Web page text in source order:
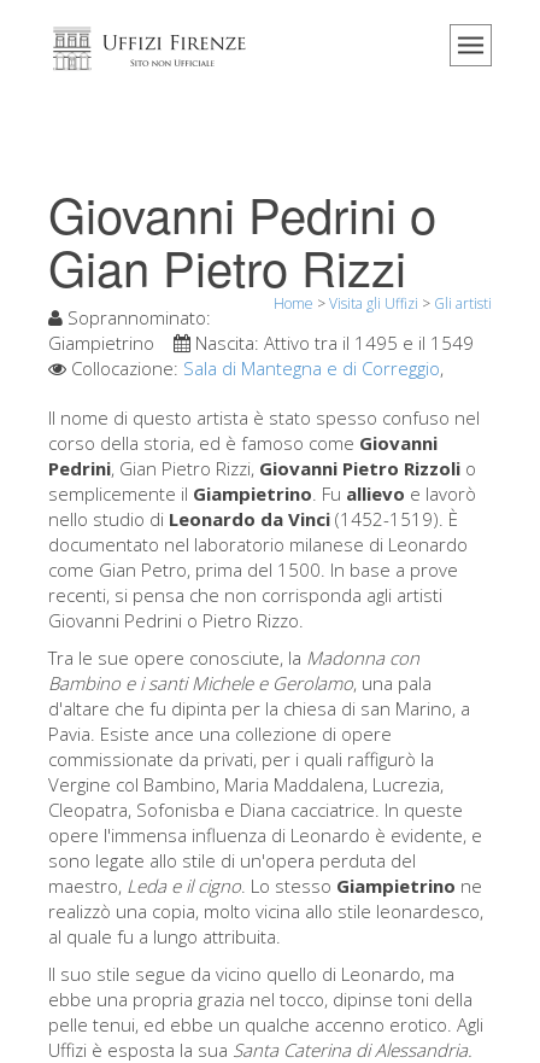
Home
Eventi e mostre
I commenti dei visitatori
Visita gli Uffizi
Tour virtuale
Le opere
Le sale
Gli artisti
Le nuove sale
Musei di Firenze
Museo nazionale del Bargello
Galleria dell'Accademia
Galleria Palatina
Museo delle Cappelle Medicee
Museo di san Marco
Museo Archeologico
Museo Galileo
Il giardino di Boboli
Giovanni Pedrini o
Gian Pietro Rizzi
Home >Visita gli Uffizi > Gli artisti
Soprannominato:
Giampietrino
Nascita: Attivo tra il 1495 e il 1549
Collocazione: Sala di Mantegna e di Correggio,
Il nome di questo artista è stato spesso confuso nel
corso della storia, ed è famoso come Giovanni
Pedrini, Gian Pietro Rizzi, Giovanni Pietro Rizzoli o
semplicemente il Giampietrino. Fu allievo e lavorò
nello studio di Leonardo da Vinci (1452-1519). È
documentato nel laboratorio milanese di Leonardo
come Gian Petro, prima del 1500. In base a prove
recenti, si pensa che non corrisponda agli artisti
Giovanni Pedrini o Pietro Rizzo.
Tra le sue opere conosciute, la Madonna con
Bambino e i santi Michele e Gerolamo, una pala
d'altare che fu dipinta per la chiesa di san Marino, a
Pavia. Esiste ance una collezione di opere
commissionate da privati, per i quali raffigurò la
Vergine col Bambino, Maria Maddalena, Lucrezia,
Cleopatra, Sofonisba e Diana cacciatrice. In queste
opere l'immensa influenza di Leonardo è evidente, e
sono legate allo stile di un'opera perduta del
maestro, Leda e il cigno. Lo stesso Giampietrino ne
realizzò una copia, molto vicina allo stile leonardesco,
al quale fu a lungo attribuita.
Il suo stile segue da vicino quello di Leonardo, ma
ebbe una propria grazia nel tocco, dipinse toni della
pelle tenui, ed ebbe un qualche accenno erotico. Agli
Uffizi è esposta la sua Santa Caterina di Alessandria.